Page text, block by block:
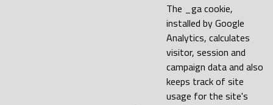
The _ga cookie,
installed by Google
Analytics, calculates
visitor, session and
campaign data and also
keeps track of site
usage for the site's